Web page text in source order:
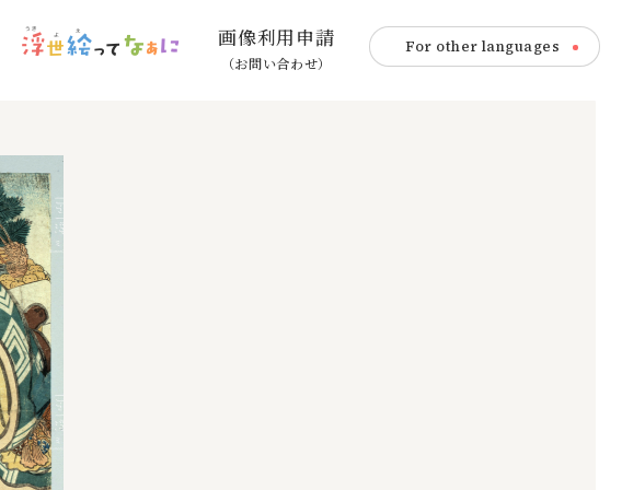
画像利用申請
（お問い合わせ）
For other languages